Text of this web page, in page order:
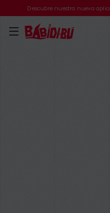
Descubre nuestra nueva